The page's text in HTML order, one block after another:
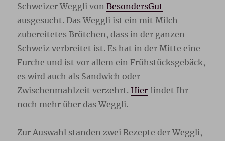
Schweizer Weggli vonBesondersGut
ausgesucht. Das Weggli ist ein mit Milch
zubereitetes Brötchen, dass in der ganzen
Schweiz verbreitet ist. Es hat in der Mitte eine
Furche und ist vor allem ein Frühstücksgebäck,
es wird auch als Sandwich oder
Zwischenmahlzeit verzehrt.Hier findet Ihr
noch mehr über das Weggli.
Zur Auswahl standen zwei Rezepte der Weggli,